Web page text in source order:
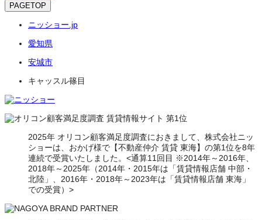
PAGETOP
ニッショー.jp
愛知県
安城市
キャッスル篠目
2025年 オリコン顧客満足度調査におきまして、株式会社ニッ
ショーは、おかげ様で【不動産仲介 賃貸 東海】の第1位を8年
連続で受賞いたしました。<通算11回目 ※2014年～2016年、
2018年～2025年（2014年・2015年は「賃貸情報店舗 中部・
北陸」、2016年・2018年～2023年は「賃貸情報店舗 東海」
での受賞）>